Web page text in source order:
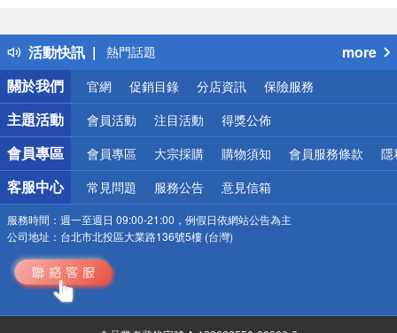
活動快訊
得獎公告
熱門話題
銀行優惠
偏遠地區配送
詐騙網頁！請小心！
more
關於我們
官網 促銷目錄 分店資訊 保險服務
主題活動 會員活動 注目活動 得獎公佈
會員專區 會員專區 大宗採購 購物須知 會員服務條款 隱
客服中心 常見問題 服務公告 意見信箱
服務時間： 週一至週日 09:00-21:00，例假日依網站公告為主
公司地址： 台北市北投區大業路136號5樓 (台灣)